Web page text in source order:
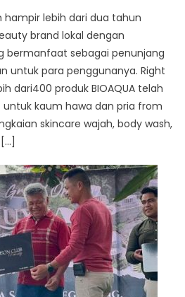
hampir lebih dari dua tahun
brand lokal dengan
bermanfaat sebagai penunjang
untuk para penggunanya. Right
dari400 produk BIOAQUA telah
kaum hawa dan pria from
skincare wajah, body wash,